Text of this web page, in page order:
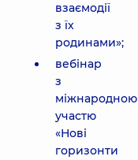
взаємодії
з їх
родинами»;
вебінар
з
міжнародною
участю
«Нові
горизонти